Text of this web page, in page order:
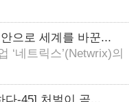
으로 세계를 바꾼...
‘네트릭스’(Netwrix)의